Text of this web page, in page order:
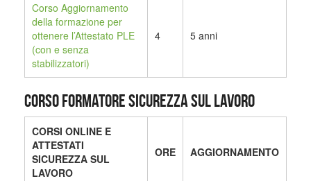
Corso Aggiornamento
della formazione per
ottenere l’Attestato PLE
(con e senza
stabilizzatori)
4 5 anni
CORSO FORMATORE SICUREZZA SUL LAVORO
CORSI ONLINE E
ATTESTATI
SICUREZZA SUL
LAVORO
ORE AGGIORNAMENTO